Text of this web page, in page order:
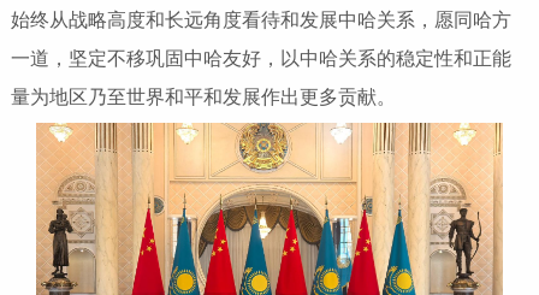
始终从战略高度和长远角度看待和发展中哈关系，愿同哈方
一道，坚定不移巩固中哈友好，以中哈关系的稳定性和正能
量为地区乃至世界和平和发展作出更多贡献。